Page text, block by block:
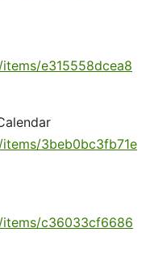
e315558dcea8
3beb0bc3fb71e
c36033cf6686